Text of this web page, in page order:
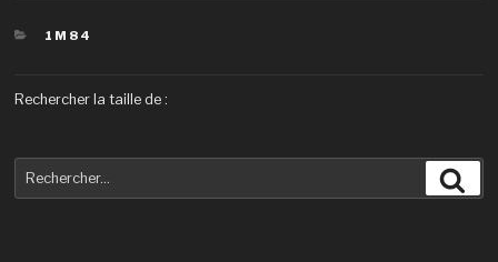
CATÉGORIES
1M84
Rechercher la taille de :
pour